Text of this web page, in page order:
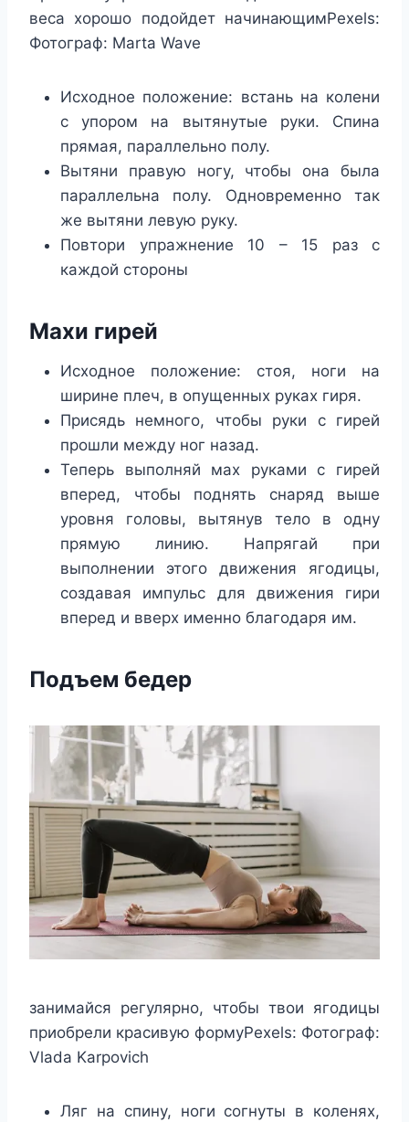
веса хорошо подойдет начинающимPexels:
Фотограф: Marta Wave
Исходное положение: встань на колени
с упором на вытянутые руки. Спина
прямая, параллельно полу.
Вытяни правую ногу, чтобы она была
параллельна полу. Одновременно так
же вытяни левую руку.
Повтори упражнение 10 – 15 раз с
каждой стороны
Махи гирей
Исходное положение: стоя, ноги на
ширине плеч, в опущенных руках гиря.
Присядь немного, чтобы руки с гирей
прошли между ног назад.
Теперь выполняй мах руками с гирей
вперед, чтобы поднять снаряд выше
уровня головы, вытянув тело в одну
прямую линию. Напрягай при
выполнении этого движения ягодицы,
создавая импульс для движения гири
вперед и вверх именно благодаря им.
Подъем бедер
занимайся регулярно, чтобы твои ягодицы
приобрели красивую формуPexels: Фотограф:
Vlada Karpovich
Ляг на спину, ноги согнуты в коленях,